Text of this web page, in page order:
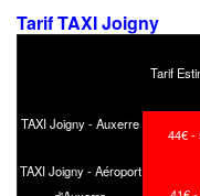
Tarif TAXI Joigny
Tarif
TAXI Joigny - Auxerre
44€ -
TAXI Joigny - Aéroport